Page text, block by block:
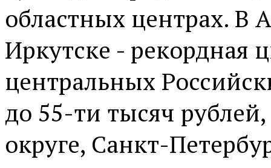
областных центрах. В
Иркутске - рекордная
центральных
до 55-ти тысяч
округе, Санкт-